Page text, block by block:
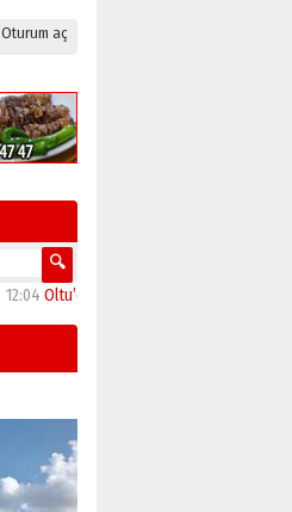
Oturum aç
Oltu’da festival coşkusu konserle zirveye